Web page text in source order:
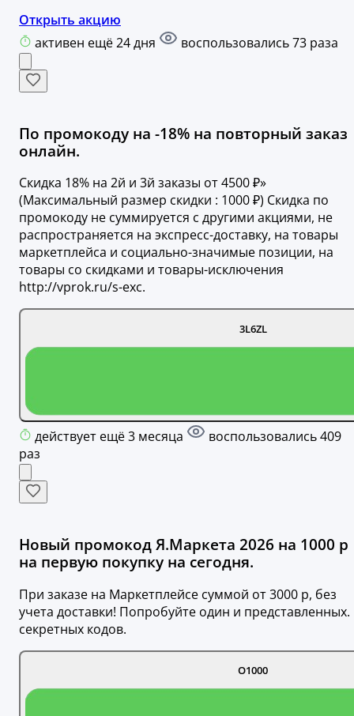
Открыть акцию
активен ещё 24 дня
воспользовались 73 раза
По промокоду на -18% на повторный заказ
онлайн.
Скидка 18% на 2й и 3й заказы от 4500 ₽»
(Максимальный размер скидки : 1000 ₽) Скидка по
промокоду не суммируется с другими акциями, не
распространяется на экспресс-доставку, на товары
маркетплейса и социально-значимые позиции, на
товары со скидками и товары-исключения
http://vprok.ru/s-exc.
3L6ZL
действует ещё 3 месяца
воспользовались 409
раз
Новый промокод Я.Маркета 2026 на 1000 р
на первую покупку на сегодня.
При заказе на Маркетплейсе суммой от 3000 р, без
учета доставки! Попробуйте один и представленных.
секретных кодов.
O1000